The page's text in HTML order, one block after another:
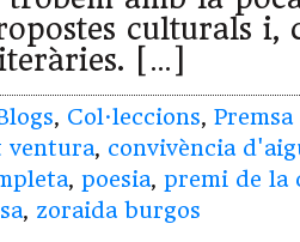
culturals i,
[…]
, Col·leccions, Premsa
ventura, convivència
, poesia, premi de la
, zoraida burgos